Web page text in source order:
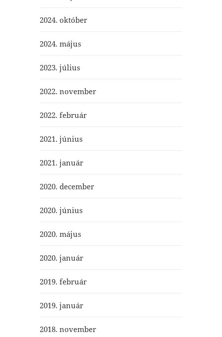
2024. október
2024. május
2023. július
2022. november
2022. február
2021. június
2021. január
2020. december
2020. június
2020. május
2020. január
2019. február
2019. január
2018. november